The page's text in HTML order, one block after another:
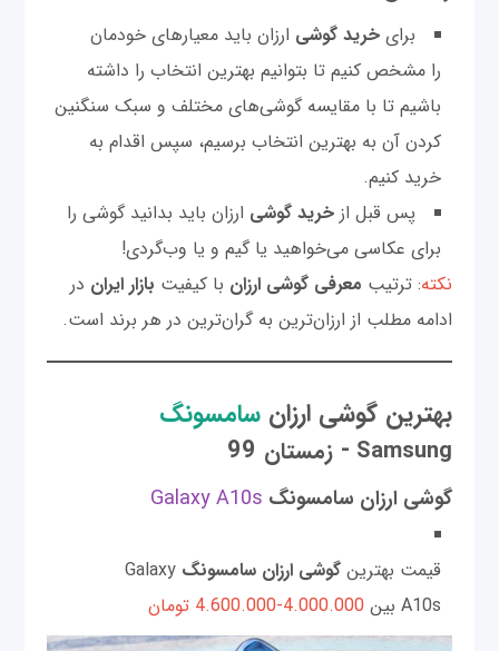
برایخرید گوشی ارزان باید معیارهای خودمان
را مشخص کنیم تا بتوانیم بهترین انتخاب را داشته‌
باشیم تا با مقایسه گوشی‌های مختلف و سبک سنگنین
کردن آن به بهترین انتخاب برسیم، سپس اقدام به
خرید کنیم.
پس قبل ازخرید گوشی ارزان باید بدانید گوشی را
برای عکاسی می‌خواهید یا گیم و یا وب‌گردی!
نکته: ترتیب معرفی گوشی‌ ارزان با کیفیت بازار ایران در
ادامه مطلب از ارزان‌ترین به گران‌ترین در هر برند است.
بهترین گوشی‌ ارزانسامسونگ
Samsung
-زمستان
گوشی ارزان سامسونگ Galaxy A10s
قیمت بهترین گوشی ارزان سامسونگ Galaxy
A10s بین
4.000.000-4.600.000 تومان